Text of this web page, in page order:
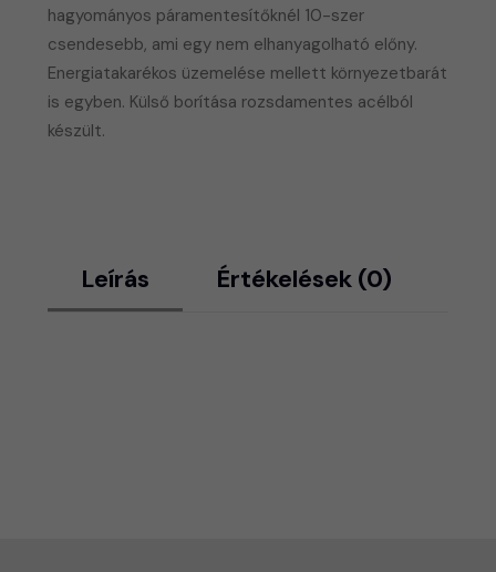
hagyományos páramentesítőknél 10-szer
csendesebb, ami egy nem elhanyagolható előny.
​Energiatakarékos üzemelése mellett környezetbarát
is egyben. Külső borítása rozsdamentes acélból
készült.
Leírás Értékelések (0)